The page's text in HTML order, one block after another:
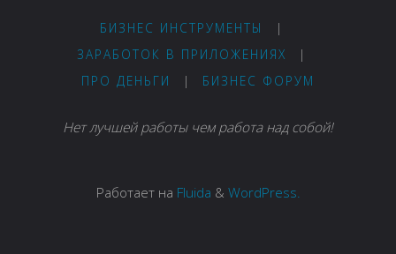
БИЗНЕС ИНСТРУМЕНТЫ
|
ЗАРАБОТОК В ПРИЛОЖЕНИЯХ
|
ПРО ДЕНЬГИ
| БИЗНЕС ФОРУМ
Нет лучшей работы чем работа над собой!
Работает на Fluida & WordPress.